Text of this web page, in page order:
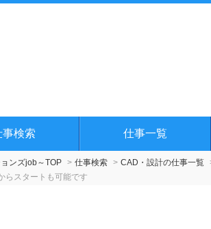
事検索 仕事一覧
ンズjob～TOP 仕事検索
CAD・設計の仕事一覧
らスタートも可能です